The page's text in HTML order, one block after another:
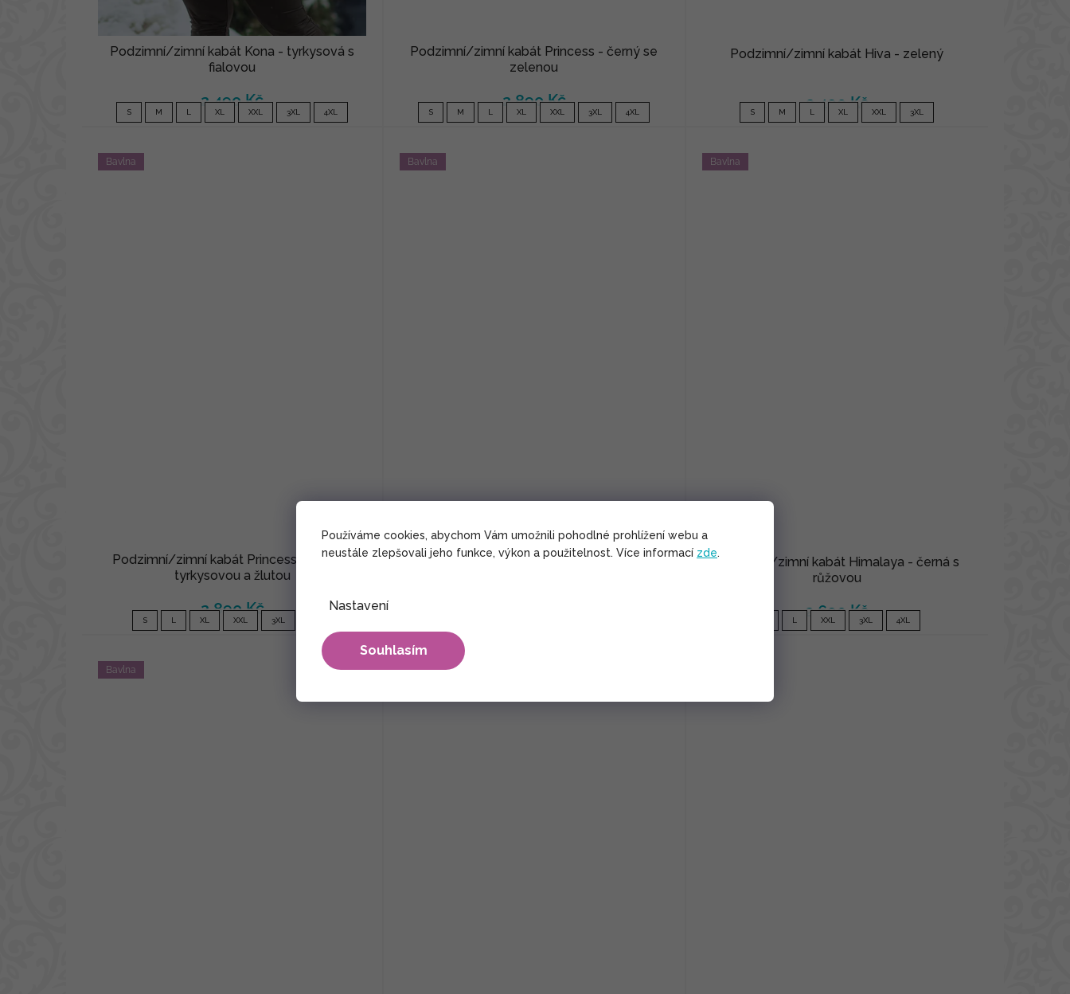
Používáme cookies, abychom Vám umožnili pohodlné prohlížení webu a
neustále zlepšovali jeho funkce, výkon a použitelnost. Více informací zde.
Nastavení
Souhlasím
Podzimní/zimní kabát Kona - tyrkysová s
fialovou
2 490 Kč
S M L XL XXL 3XL 4XL
Podzimní/zimní kabát Princess - černý se
zelenou
2 890 Kč
S M L XL XXL 3XL 4XL
Podzimní/zimní kabát Hiva - zelený
2 490 Kč
S M L XL XXL 3XL
Bavlna
Podzimní/zimní kabát Princess - černý s
tyrkysovou a žlutou
2 890 Kč
S L XL XXL 3XL
Bavlna
Podzimní/zimní kabát Himalaya - černá s
Bavlna
Podzimní/zimní kabát Himalaya - černá s
růžovou
2 690 Kč
L XXL 3XL 4XL
Bavlna Bavlna